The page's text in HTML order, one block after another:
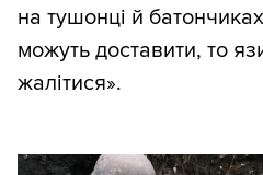
на тушонці й
можуть доставити, то
жалітися».